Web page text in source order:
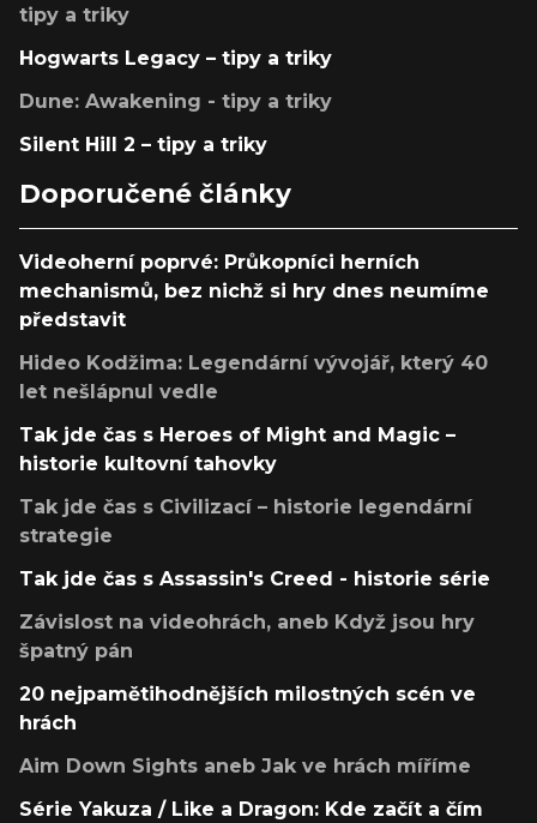
tipy a triky
Hogwarts Legacy – tipy a triky
Dune: Awakening - tipy a triky
Silent Hill 2 – tipy a triky
Doporučené články
Videoherní poprvé: Průkopníci herních
mechanismů, bez nichž si hry dnes neumíme
představit
Hideo Kodžima: Legendární vývojář, který 40
let nešlápnul vedle
Tak jde čas s Heroes of Might and Magic –
historie kultovní tahovky
Tak jde čas s Civilizací – historie legendární
strategie
Tak jde čas s Assassin's Creed - historie série
Závislost na videohrách, aneb Když jsou hry
špatný pán
20 nejpamětihodnějších milostných scén ve
hrách
Aim Down Sights aneb Jak ve hrách míříme
Série Yakuza / Like a Dragon: Kde začít a čím